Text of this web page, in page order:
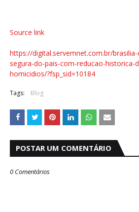
Source link
https://digital.servemnet.com.br/
segura-do-pais-com-reducao-historica-
homicidios/?fsp_sid=10184
Tags: Blog
POSTAR UM COMENTÁRIO
0 Comentários